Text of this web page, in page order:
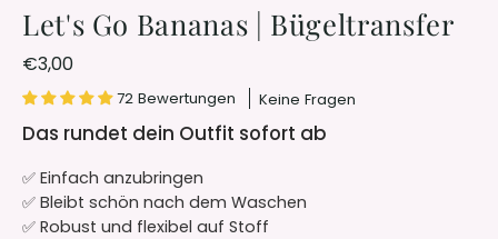
Let's Go Bananas | Bügeltransfer
€3,00
72 Bewertungen Keine Fragen
Das rundet dein Outfit sofort ab
✅ Einfach anzubringen
✅ Bleibt schön nach dem Waschen
✅ Robust und flexibel auf Stoff